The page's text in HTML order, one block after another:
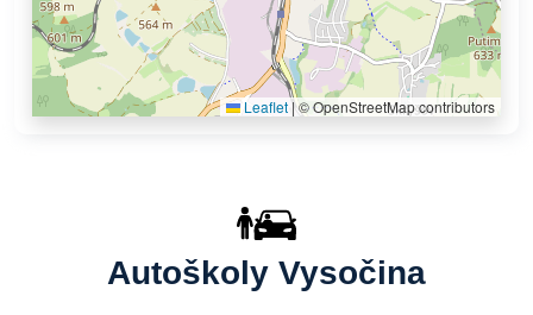
Leaflet |© OpenStreetMap contributors
Autoškoly Vysočina